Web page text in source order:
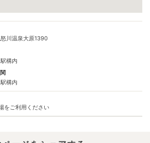
川温泉大原1390
構内
構内
をご利用ください